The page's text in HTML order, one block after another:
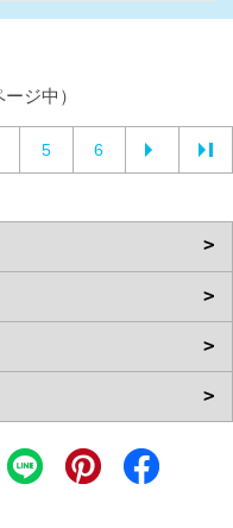
ジ中）
5 6